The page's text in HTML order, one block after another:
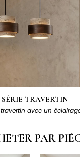
SÉRIE TRAVERTIN
avec un
PAR